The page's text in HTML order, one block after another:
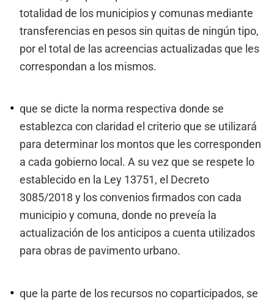
totalidad de los municipios y comunas mediante
transferencias en pesos sin quitas de ningún tipo,
por el total de las acreencias actualizadas que les
correspondan a los mismos.
que se dicte la norma respectiva donde se
establezca con claridad el criterio que se utilizará
para determinar los montos que les corresponden
a cada gobierno local. A su vez que se respete lo
establecido en la Ley 13751, el Decreto
3085/2018 y los convenios firmados con cada
municipio y comuna, donde no preveía la
actualización de los anticipos a cuenta utilizados
para obras de pavimento urbano.
que la parte de los recursos no coparticipados, se